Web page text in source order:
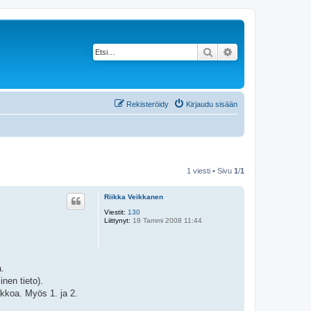
Etsi
Kirjaudu sisään
Rekisteröidy
1 viesti • Sivu 1/1
Riikka Veikkanen
Viestit: 130
Liittynyt: 18 Tammi 2008 11:44
tieto).
Myös 1. ja 2.